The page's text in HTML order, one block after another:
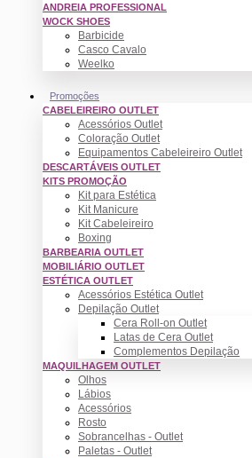
ANDREIA PROFESSIONAL
WOCK SHOES
Barbicide
Casco Cavalo
Weelko
Promoções
CABELEIREIRO OUTLET
Acessórios Outlet
Coloração Outlet
Equipamentos Cabeleireiro Outlet
DESCARTÁVEIS OUTLET
KITS PROMOÇÃO
Kit para Estética
Kit Manicure
Kit Cabeleireiro
Boxing
BARBEARIA OUTLET
MOBILIÁRIO OUTLET
ESTÉTICA OUTLET
Acessórios Estética Outlet
Depilação Outlet
Cera Roll-on Outlet
Latas de Cera Outlet
Complementos Depilação
MAQUILHAGEM OUTLET
Olhos
Lábios
Acessórios
Rosto
Sobrancelhas - Outlet
Paletas - Outlet